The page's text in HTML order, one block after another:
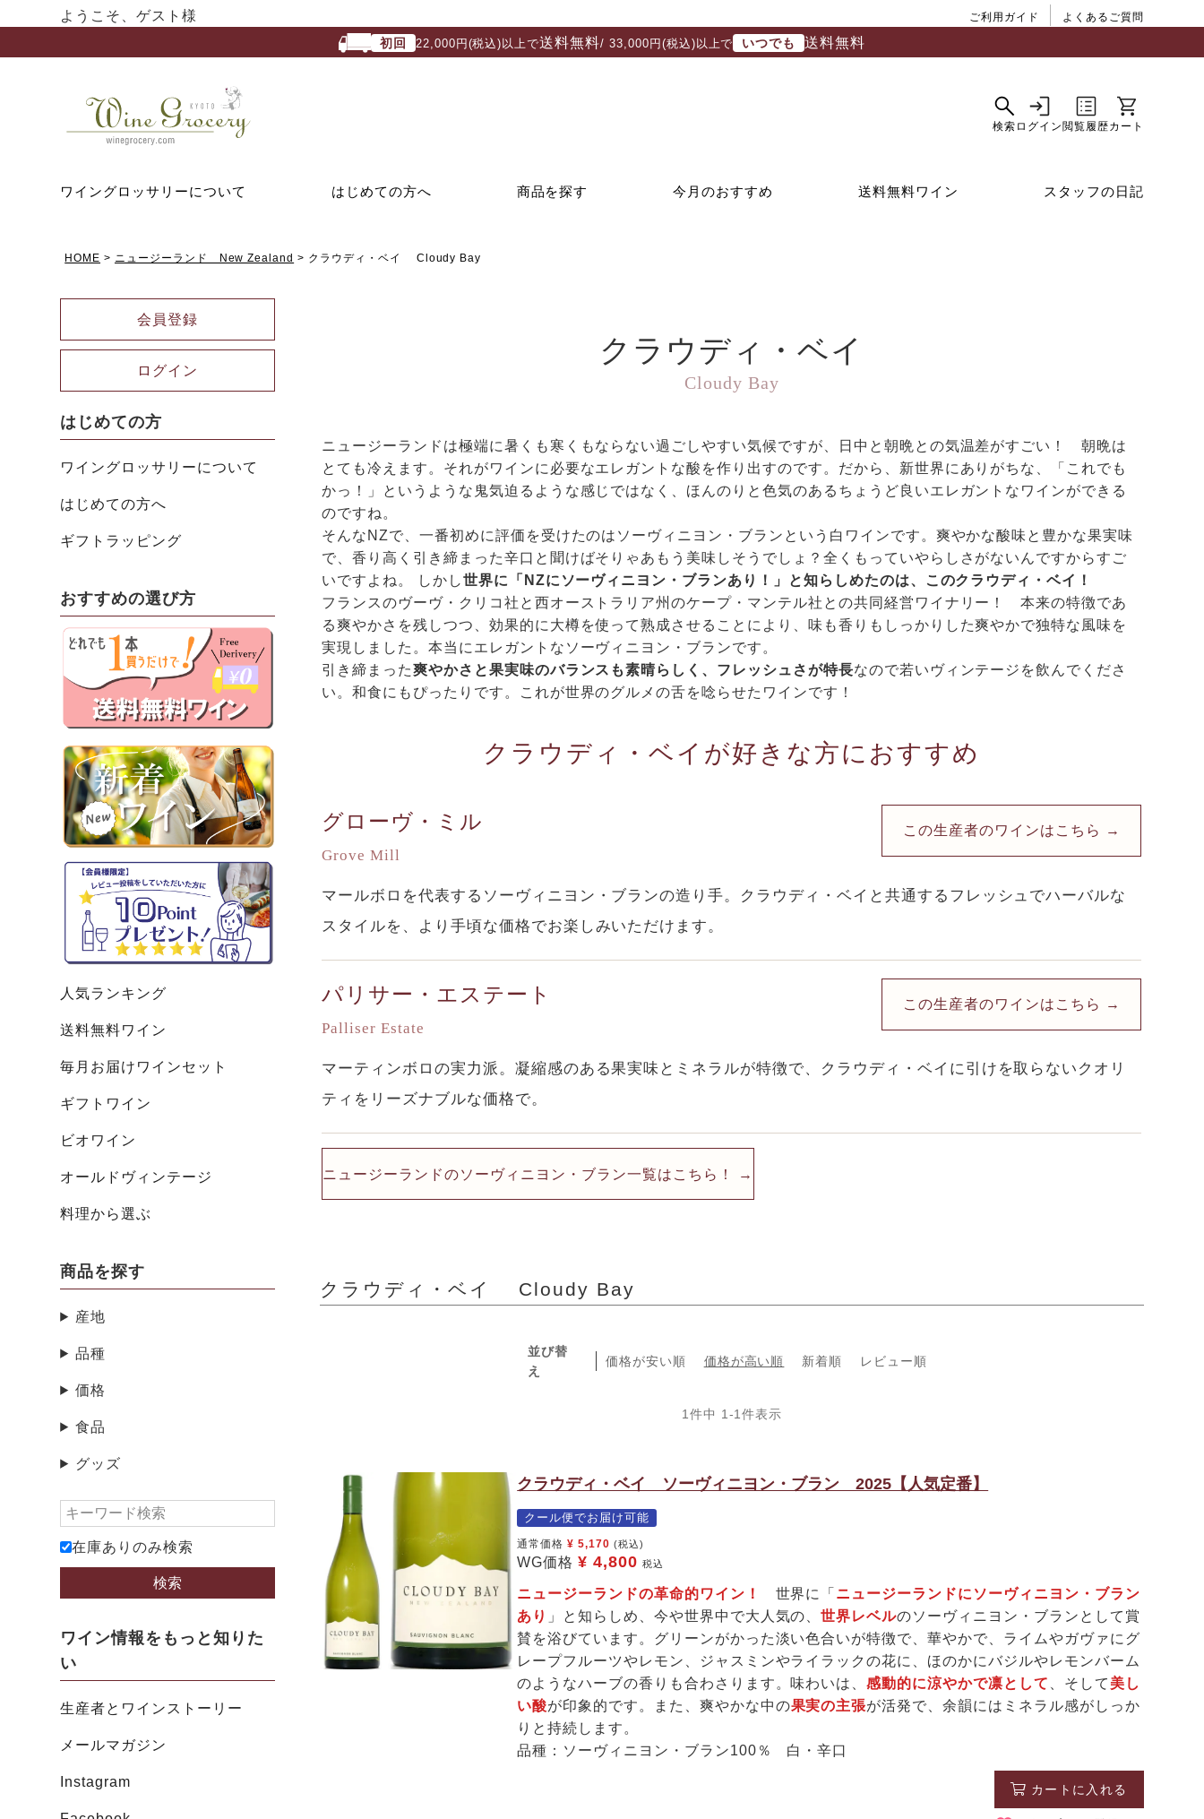
ようこそ、ゲスト様 ご利用ガイド よくあるご質問
初回 22,000円(税込)以上で送料無料/ 33,000円(税込)以上で いつでも 送料無料
ワイングロッサリーについて はじめての方へ 商品を探す 今月のおすすめ 送料無料ワイン スタッフの日記
HOME ニュージーランド New Zealand クラウディ・ベイ Cloudy Bay
会員登録
ログイン
はじめての方
ワイングロッサリーについて
はじめての方へ
ギフトラッピング
おすすめの選び方
人気ランキング
送料無料ワイン
毎月お届けワインセット
ギフトワイン
ビオワイン
オールドヴィンテージ
料理から選ぶ
商品を探す
産地
品種
価格
食品
グッズ
在庫ありのみ検索
検索
ワイン情報をもっと知りた
い
生産者とワインストーリー
メールマガジン
Instagram
クラウディ・ベイ
Cloudy Bay
ニュージーランドは極端に暑くも寒くもならない過ごしやすい気候ですが、日中と朝晩との気温差がすごい！ 朝晩は
とても冷えます。それがワインに必要なエレガントな酸を作り出すのです。だから、新世界にありがちな、「これでも
かっ！」というような鬼気迫るような感じではなく、ほんのりと色気のあるちょうど良いエレガントなワインができる
のですね。
そんなNZで、一番初めに評価を受けたのはソーヴィニヨン・ブランという白ワインです。爽やかな酸味と豊かな果実味
で、香り高く引き締まった辛口と聞けばそりゃあもう美味しそうでしょ？全くもっていやらしさがないんですからすご
いですよね。 しかし世界に「NZにソーヴィニヨン・ブランあり！」と知らしめたのは、このクラウディ・ベイ！
フランスのヴーヴ・クリコ社と西オーストラリア州のケープ・マンテル社との共同経営ワイナリー！ 本来の特徴であ
る爽やかさを残しつつ、効果的に大樽を使って熟成させることにより、味も香りもしっかりした爽やかで独特な風味を
実現しました。本当にエレガントなソーヴィニヨン・ブランです。
引き締まった爽やかさと果実味のバランスも素晴らしく、フレッシュさが特長なので若いヴィンテージを飲んでくださ
い。和食にもぴったりです。これが世界のグルメの舌を唸らせたワインです！
クラウディ・ベイが好きな方におすすめ
グローヴ・ミル
Grove Mill
この生産者のワインはこちら →
マールボロを代表するソーヴィニヨン・ブランの造り手。クラウディ・ベイと共通するフレッシュでハーバルな
スタイルを、より手頃な価格でお楽しみいただけます。
パリサー・エステート
Palliser Estate
この生産者のワインはこちら →
マーティンボロの実力派。凝縮感のある果実味とミネラルが特徴で、クラウディ・ベイに引けを取らないクオリ
ティをリーズナブルな価格で。
ニュージーランドのソーヴィニヨン・ブラン一覧はこちら！ →
クラウディ・ベイ Cloudy Bay
並び替
え
価格が安い順 価格が高い順 新着順 レビュー順
1 件中 1 -1件表示
クラウディ・ベイ ソーヴィニヨン・ブラン 2025【人気定番】
クール便でお届け可能
通常価格 ¥ 5,170 (税込)
WG価格 ¥ 4,800 税込
ニュージーランドの革命的ワイン！ 世界に「 ニュージーランドにソーヴィニヨン・ブラン
あり 」と知らしめ、今や世界中で大人気の、世界レベルのソーヴィニヨン・ブランとして賞
賛を浴びています。グリーンがかった淡い色合いが特徴で、華やかで、ライムやガヴァにグ
レープフルーツやレモン、ジャスミンやライラックの花に、ほのかにバジルやレモンバーム
のようなハーブの香りも合わさります。味わいは、感動的に涼やかで凛として 、そして 美し
い酸が印象的です。また、爽やかな中の果実の主張が活発で、余韻にはミネラル感がしっか
りと持続します。
品種：ソーヴィニヨン・ブラン100％ 白・辛口
カートに入れる